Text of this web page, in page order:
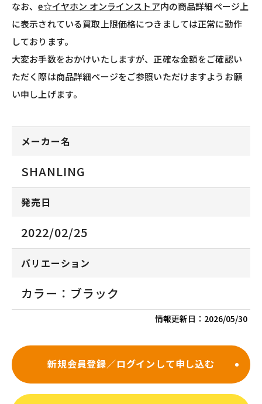
なお、e☆イヤホン オンラインストア内の商品詳細ページ上
に表示されている買取上限価格につきましては正常に動作
しております。
大変お手数をおかけいたしますが、正確な金額をご確認い
ただく際は商品詳細ページをご参照いただけますようお願
い申し上げます。
メーカー名
SHANLING
発売日
2022/02/25
バリエーション
カラー：ブラック
情報更新日： 2026/05/30
新規会員登録／ログインして申し込む